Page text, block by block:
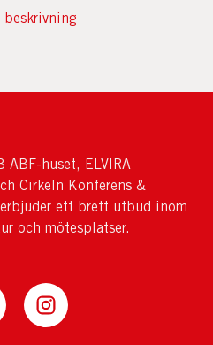
ABF-huset, ELVIRA
Cirkeln Konferens &
ett brett utbud inom
och mötesplatser.